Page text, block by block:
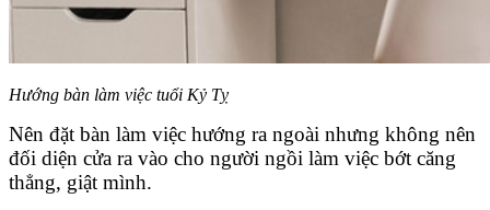
Hướng bàn làm việc tuổi Kỷ Tỵ
Nên đặt bàn làm việc hướng ra ngoài nhưng không nên
đối diện cửa ra vào cho người ngồi làm việc bớt căng
thẳng, giật mình.